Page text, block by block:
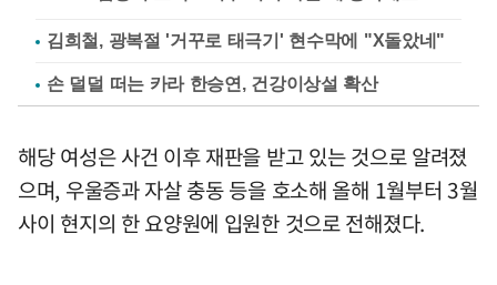
김희철, 광복절 '거꾸로 태극기' 현수막에 "X돌았네"
손 덜덜 떠는 카라 한승연, 건강이상설 확산
해당 여성은 사건 이후 재판을 받고 있는 것으로 알려졌
으며, 우울증과 자살 충동 등을 호소해 올해 1월부터 3월
사이 현지의 한 요양원에 입원한 것으로 전해졌다.